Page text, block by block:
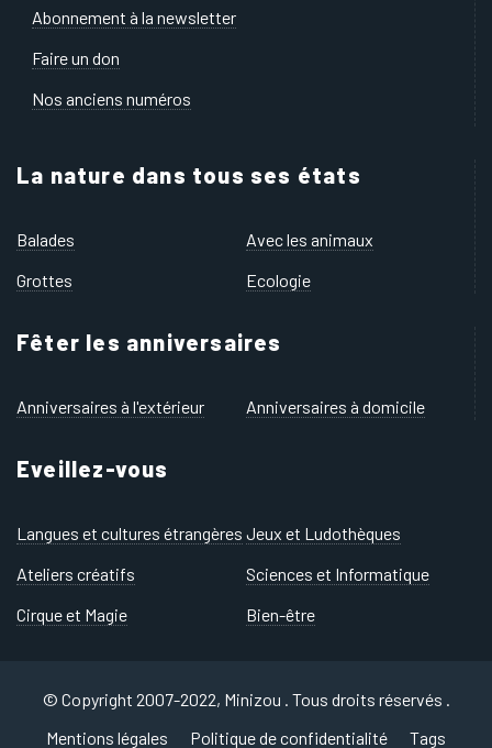
Abonnement à la newsletter
Faire un don
Nos anciens numéros
La nature dans tous ses états
Balades
Avec les animaux
Grottes
Ecologie
Fêter les anniversaires
Anniversaires à l'extérieur Anniversaires à domicile
Eveillez-vous
Langues et cultures étrangères Jeux et Ludothèques
Ateliers créatifs
Sciences et Informatique
Cirque et Magie
Bien-être
© Copyright 2007-2022, Minizou . Tous droits réservés .
Mentions légales
Politique de confidentialité
Tags